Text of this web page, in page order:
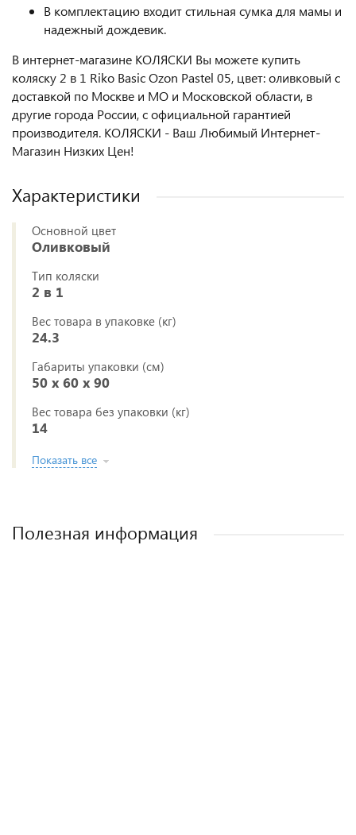
В комплектацию входит стильная сумка для мамы и
надежный дождевик.
В интернет-магазине КОЛЯСКИ Вы можете купить
коляску 2 в 1 Riko Basic Ozon Pastel 05, цвет: оливковый с
доставкой по Москве и МО и Московской области, в
другие города России, с официальной гарантией
производителя. КОЛЯСКИ - Ваш Любимый Интернет-
Магазин Низких Цен!
Характеристики
Основной цвет
Оливковый
Тип коляски
2 в 1
Вес товара в упаковке (кг)
24.3
Габариты упаковки (см)
50 x 60 x 90
Вес товара без упаковки (кг)
14
Показать все
Полезная информация